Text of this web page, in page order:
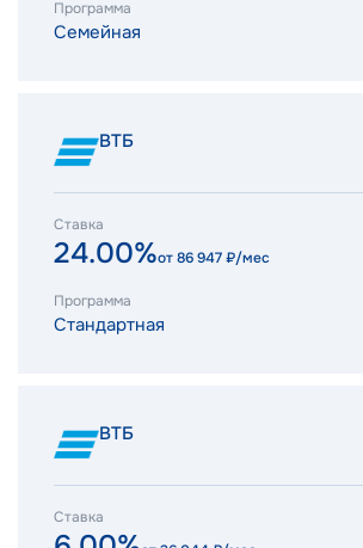
Программа
Семейная
ВТБ
Ставка
24.00%от86 947₽/мес
Программа
Стандартная
ВТБ
Ставка